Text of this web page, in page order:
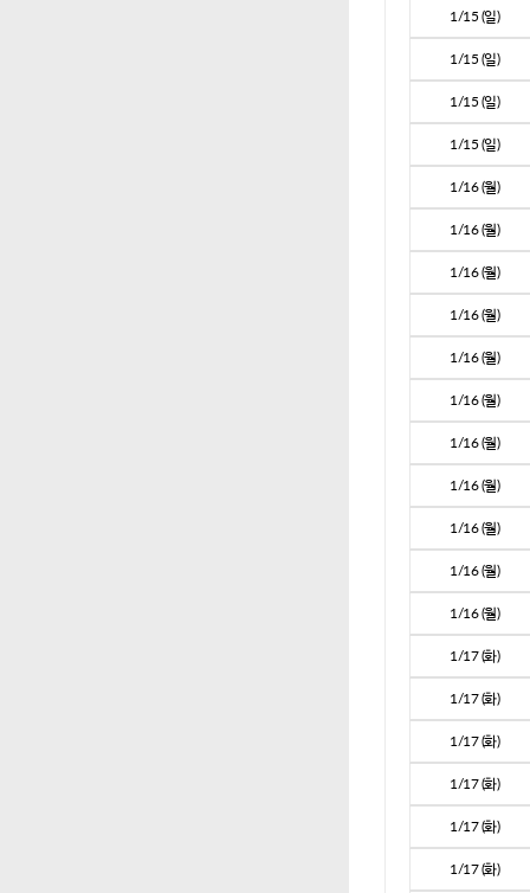
1/15 (일)
1/15 (일)
1/15 (일)
1/15 (일)
1/16 (월)
1/16 (월)
1/16 (월)
1/16 (월)
1/16 (월)
1/16 (월)
1/16 (월)
1/16 (월)
1/16 (월)
1/16 (월)
1/16 (월)
1/17 (화)
1/17 (화)
1/17 (화)
1/17 (화)
1/17 (화)
1/17 (화)